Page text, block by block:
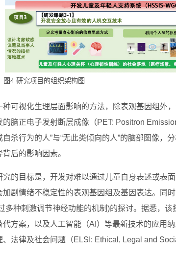
图4 研究项目的组织架构图
种可视化生理层面影响的方法，除表观基因组外
的脑正电子发射断层成像（PET: Positron
自杀行为的人”与“无此类倾向的人”的脑部图像，
后的影响因素。
究的目标是，开发对难以通过儿童自身表述或表
加剧情绪不稳定性的表观基因组及基因表达。同
多种刺激调节神经功能的机制)的探讨。据悉，
代方案，以及人工智能（AI）等最新技术的应用
、法律及社会问题（ELSI: Ethical, Legal and